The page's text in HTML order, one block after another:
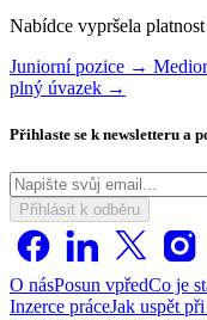
Nabídce vypršela
Juniorní pozice →
plný úvazek →
Přihlaste se k newsletteru a
Přihlásit k odběru
O násPosun vpředCo je
Inzerce práceJak uspět